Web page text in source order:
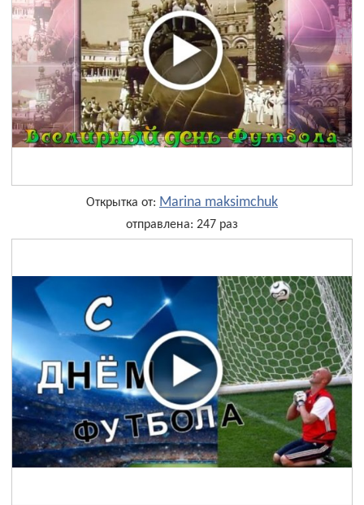
Открытка от: Marina maksimchuk
отправлена: 247 раз